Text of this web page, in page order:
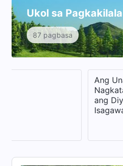
Ukol sa
87 pagbasa
Ang
ang